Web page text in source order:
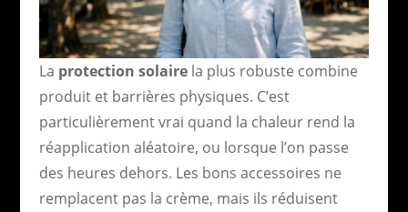
La protection solairela plus robuste combine
produit et barrières physiques. C’est
particulièrement vrai quand la chaleur rend la
réapplication aléatoire, ou lorsque l’on passe
des heures dehors. Les bons accessoires ne
remplacent pas la crème, mais ils réduisent